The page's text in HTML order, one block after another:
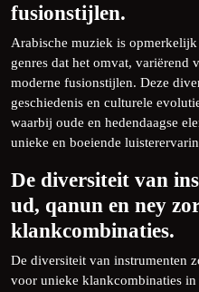
fusionstijlen.
Arabische muziek is opmerkelijk
genres dat het omvat,
moderne fusionstijlen. Deze
geschiedenis en culturele
waarbij oude en hedendaagse
unieke en boeiende
De diversiteit van
ud, qanun en ney
klankcombinaties.
De diversiteit van instrumenten
voor unieke klankcombinaties